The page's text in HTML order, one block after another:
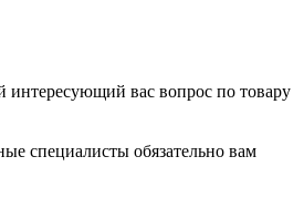
интересующий вас вопрос по товару
специалисты обязательно вам